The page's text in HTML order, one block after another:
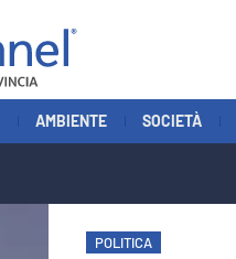
AMBIENTE SOCIETÀ
POLITICA